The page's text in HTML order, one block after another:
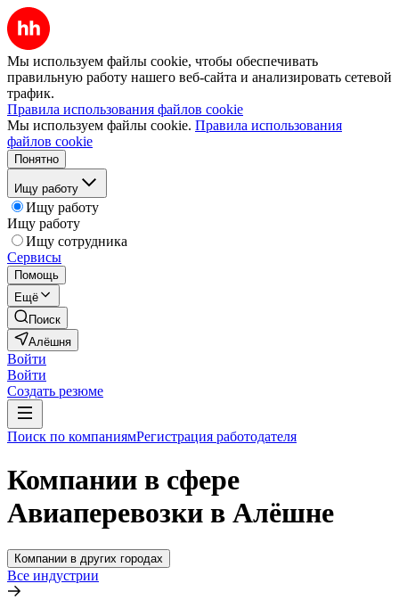
Мы используем файлы cookie, чтобы обеспечивать
правильную работу нашего веб-сайта и анализировать сетевой
трафик.
Правила использования файлов cookie
Мы используем файлы cookie. Правила использования
файлов cookie
Понятно
Ищу работу
Ищу работу
Ищу работу
Ищу сотрудника
Сервисы
Помощь
Ещё
Поиск
Алёшня
Войти
Войти
Создать резюме
Поиск по компаниямРегистрация работодателя
Компании в сфере
Авиаперевозки в Алёшне
Компании в других городах
Все индустрии